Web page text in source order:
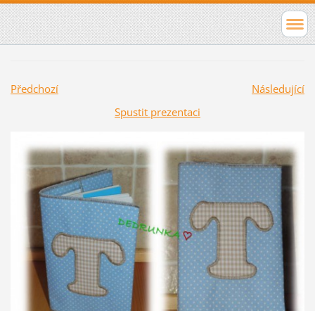
Předchozí
Následující
Spustit prezentaci